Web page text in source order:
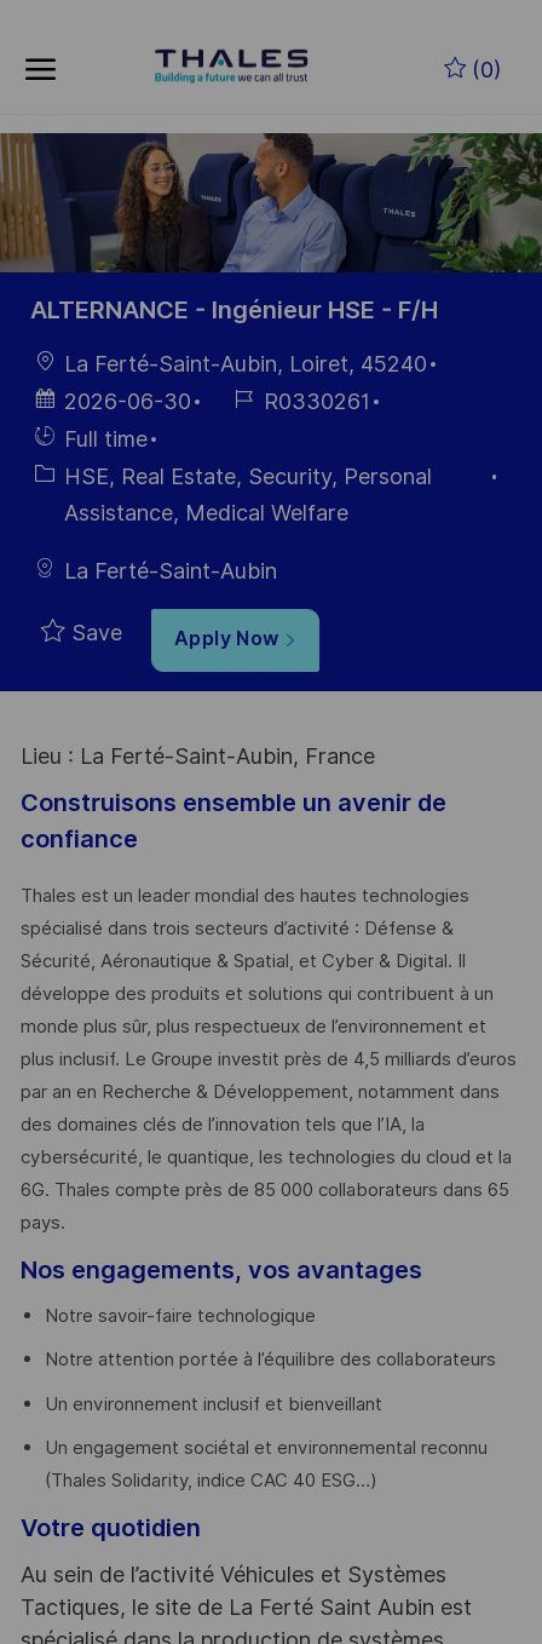
(0)
-
ALTERNANCE - Ingénieur HSE - F/H
LocationLa Ferté-Saint-Aubin, Loiret, 45240
Posted
Date
2026-06-30
Job R0330261
Hiring
Type
Full time
CategoryHSE, Real Estate, Security, Personal
Assistance, Medical Welfare
La Ferté-Saint-Aubin
Save Apply Now
Lieu : La Ferté-Saint-Aubin, France
Construisons ensemble un avenir de
confiance
Thales est un leader mondial des hautes technologies
spécialisé dans trois secteurs d’activité : Défense &
Sécurité, Aéronautique & Spatial, et Cyber & Digital. Il
développe des produits et solutions qui contribuent à un
monde plus sûr, plus respectueux de l’environnement et
plus inclusif. Le Groupe investit près de 4,5 milliards d’euros
par an en Recherche & Développement, notamment dans
des domaines clés de l’innovation tels que l’IA, la
cybersécurité, le quantique, les technologies du cloud et la
6G. Thales compte près de 85 000 collaborateurs dans 65
pays. ​
Nos engagements, vos avantages
Notre savoir-faire technologique
Notre attention portée à l’équilibre des collaborateurs
Un environnement inclusif et bienveillant
Un engagement sociétal et environnemental reconnu
(Thales Solidarity, indice CAC 40 ESG…)
Votre quotidien
Au sein de l’activité Véhicules et Systèmes
Tactiques, le site de La Ferté Saint Aubin est